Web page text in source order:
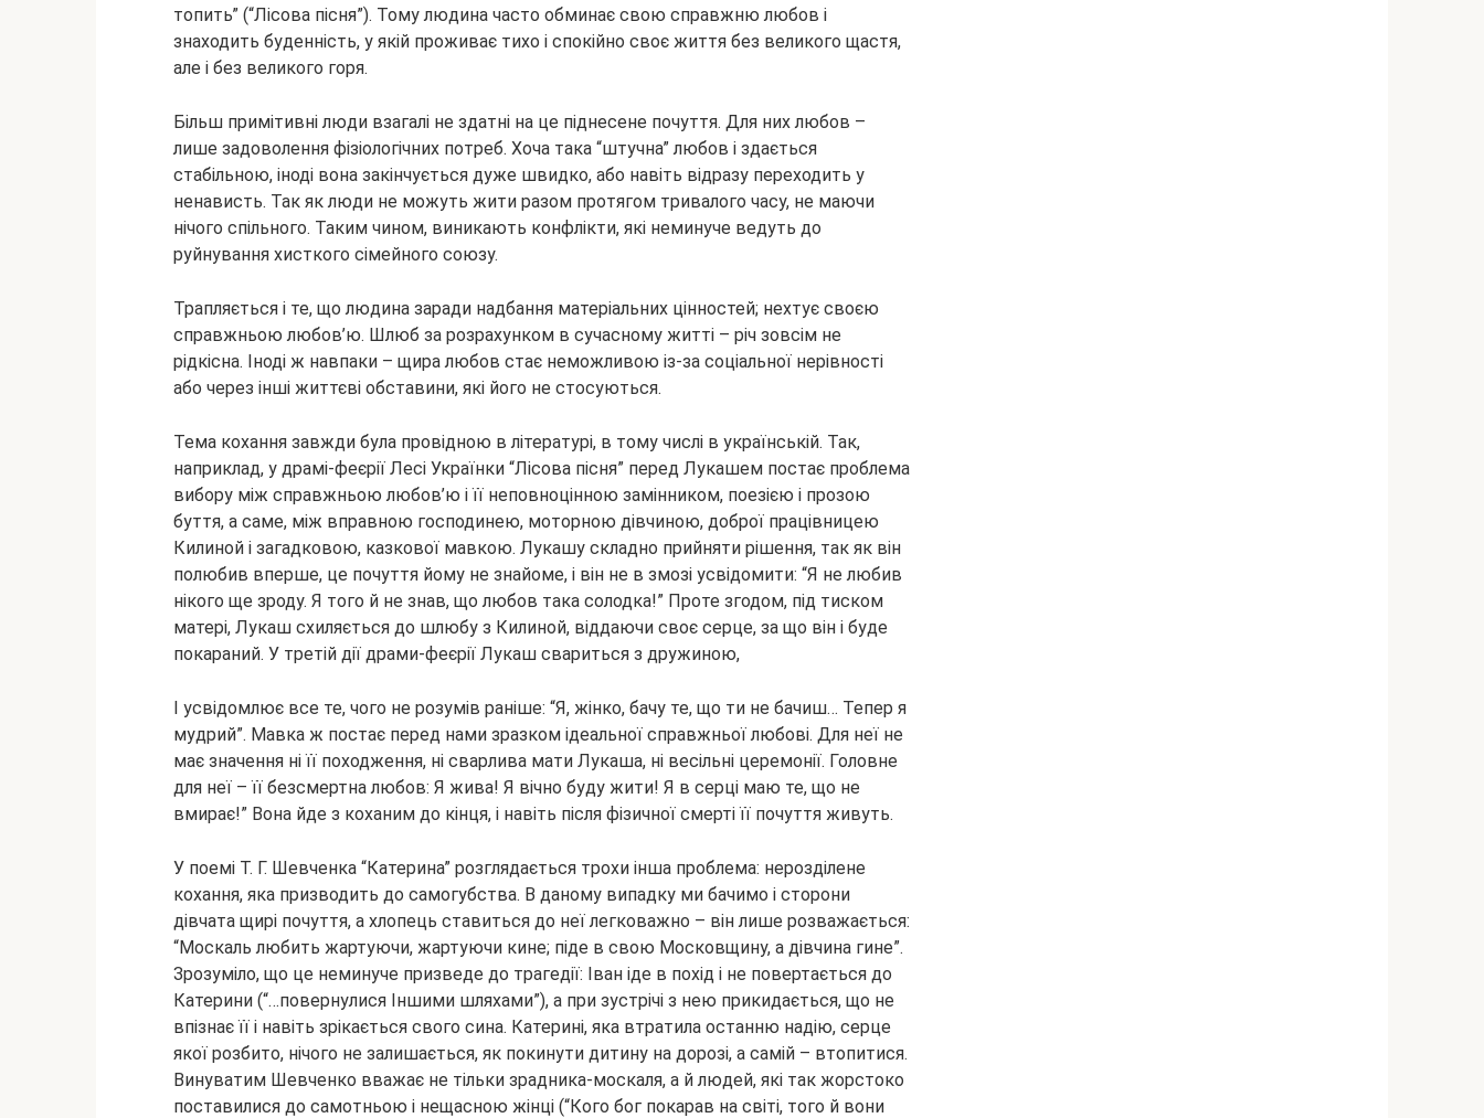
топить” (“Лісова пісня”). Тому людина часто обминає свою справжню любов і
знаходить буденність, у якій проживає тихо і спокійно своє життя без великого щастя,
але і без великого горя.
Більш примітивні люди взагалі не здатні на це піднесене почуття. Для них любов –
лише задоволення фізіологічних потреб. Хоча така “штучна” любов і здається
стабільною, іноді вона закінчується дуже швидко, або навіть відразу переходить у
ненависть. Так як люди не можуть жити разом протягом тривалого часу, не маючи
нічого спільного. Таким чином, виникають конфлікти, які неминуче ведуть до
руйнування хисткого сімейного союзу.
Трапляється і те, що людина заради надбання матеріальних цінностей; нехтує своєю
справжньою любов’ю. Шлюб за розрахунком в сучасному житті – річ зовсім не
рідкісна. Іноді ж навпаки – щира любов стає неможливою із-за соціальної нерівності
або через інші життєві обставини, які його не стосуються.
Тема кохання завжди була провідною в літературі, в тому числі в українській. Так,
наприклад, у драмі-феєрії Лесі Українки “Лісова пісня” перед Лукашем постає проблема
вибору між справжньою любов’ю і її неповноцінною замінником, поезією і прозою
буття, а саме, між вправною господинею, моторною дівчиною, доброї працівницею
Килиной і загадковою, казкової мавкою. Лукашу складно прийняти рішення, так як він
полюбив вперше, це почуття йому не знайоме, і він не в змозі усвідомити: “Я не любив
нікого ще зроду. Я того й не знав, що любов така солодка!” Проте згодом, під тиском
матері, Лукаш схиляється до шлюбу з Килиной, віддаючи своє серце, за що він і буде
покараний. У третій дії драми-феєрії Лукаш свариться з дружиною,
І усвідомлює все те, чого не розумів раніше: “Я, жінко, бачу те, що ти не бачиш… Тепер я
мудрий”. Мавка ж постає перед нами зразком ідеальної справжньої любові. Для неї не
має значення ні її походження, ні сварлива мати Лукаша, ні весільні церемонії. Головне
для неї – її безсмертна любов: Я жива! Я вічно буду жити! Я в серці маю те, що не
вмирає!” Вона йде з коханим до кінця, і навіть після фізичної смерті її почуття живуть.
У поемі Т. Г. Шевченка “Катерина” розглядається трохи інша проблема: нерозділене
кохання, яка призводить до самогубства. В даному випадку ми бачимо і сторони
дівчата щирі почуття, а хлопець ставиться до неї легковажно – він лише розважається:
“Москаль любить жартуючи, жартуючи кине; піде в свою Московщину, а дівчина гине”.
Зрозуміло, що це неминуче призведе до трагедії: Іван іде в похід і не повертається до
Катерини (“…повернулися Іншими шляхами”), а при зустрічі з нею прикидається, що не
впізнає її і навіть зрікається свого сина. Катерині, яка втратила останню надію, серце
якої розбито, нічого не залишається, як покинути дитину на дорозі, а самій – втопитися.
Винуватим Шевченко вважає не тільки зрадника-москаля, а й людей, які так жорстоко
поставилися до самотньою і нещасною жінці (“Кого бог покарав на світі, того й вони